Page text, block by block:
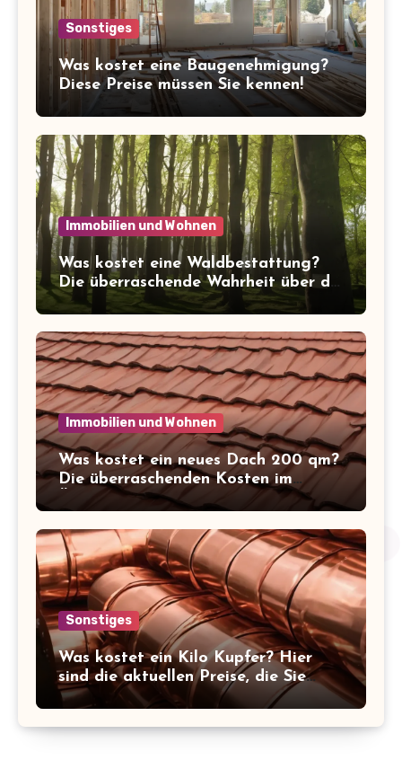
Sonstiges
Was kostet eine Baugenehmigung?
Diese Preise müssen Sie kennen!
Immobilien und Wohnen
Was kostet eine Waldbestattung?
Die überraschende Wahrheit über die
Kosten der letzten Ruhe
Immobilien und Wohnen
Was kostet ein neues Dach 200 qm?
Die überraschenden Kosten im
Überblick!
Sonstiges
Was kostet ein Kilo Kupfer? Hier
sind die aktuellen Preise, die Sie
kennen sollten!